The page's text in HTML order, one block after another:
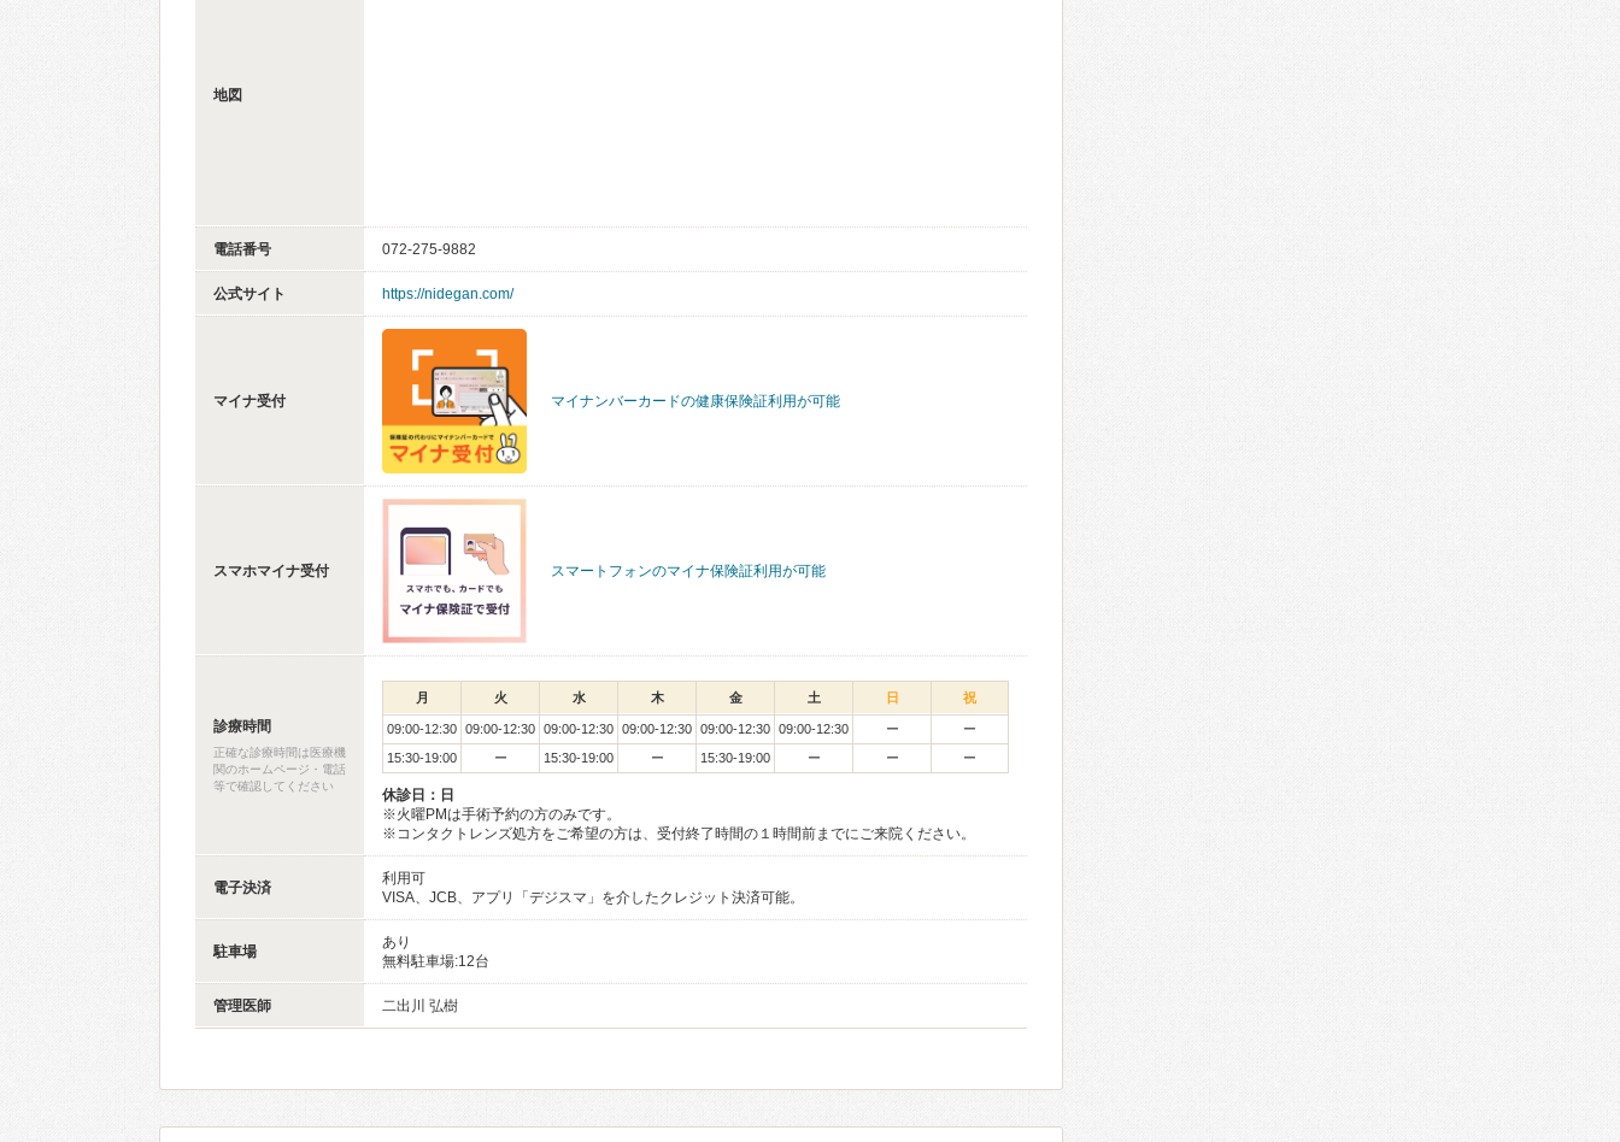
地図
電話番号 072-275-9882
公式サイト https://nidegan.com/
マイナ受付 マイナンバーカードの健康保険証利用が可能
スマホマイナ受付 スマートフォンのマイナ保険証利用が可能
診療時間
正確な診療時間は医療機
関のホームページ・電話
等で確認してください
月 火 水 木 金 土 日 祝
09:00-12:30 09:00-12:30 09:00-12:30 09:00-12:30 09:00-12:30 09:00-12:30 ー
ー
15:30-19:00
ー 15:30-19:00 ー 15:30-19:00 ー ー ー
休診日：日
※火曜PMは手術予約の方のみです。
※コンタクトレンズ処方をご希望の方は、受付終了時間の１時間前までにご来院ください。
電子決済
利用可
VISA、JCB、アプリ「デジスマ」を介したクレジット決済可能。
駐車場
あり
無料駐車場:12台
管理医師 二出川 弘樹